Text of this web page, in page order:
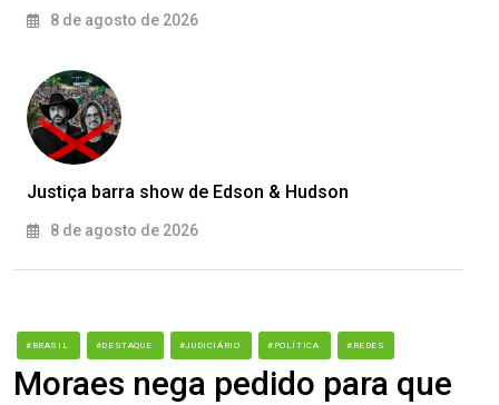
8 de agosto de 2026
Justiça barra show de Edson & Hudson
8 de agosto de 2026
#BRASIL #DESTAQUE #JUDICIÁRIO #POLÍTICA #REDES
Moraes nega pedido para que